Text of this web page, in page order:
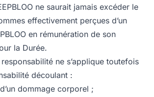
ne saurait jamais excéder le
effectivement perçues d’un
en rémunération de son
la Durée.
ne s’applique toutefois
découlant :
dommage corporel ;